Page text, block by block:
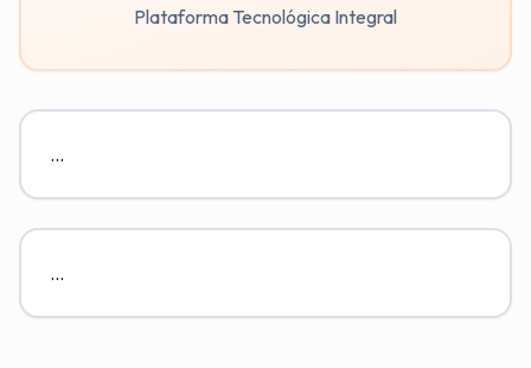
Plataforma Tecnológica Integral
...
...